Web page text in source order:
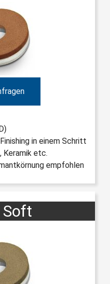
in einem Schritt
etc.
empfohlen
Soft